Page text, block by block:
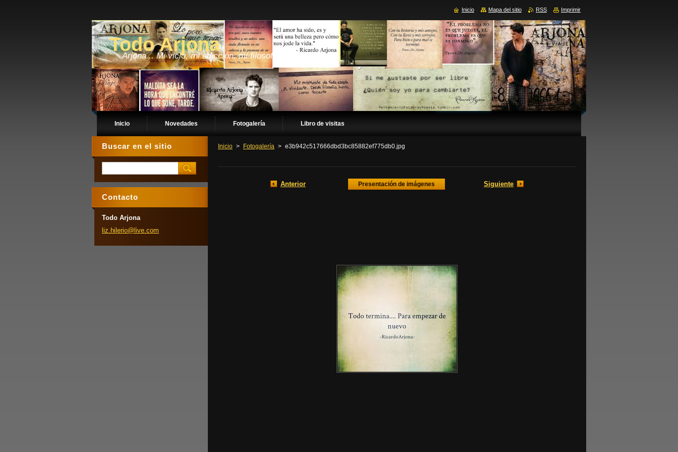
Todo Arjona
Arjona... Mi vicio, mi adicción, mi filosofía
Inicio Novedades Fotogalería Libro de visitas
Inicio > Fotogalería > e3b942c517666dbd3bc85882ef775db0.jpg
Anterior Presentación de imágenes Siguiente
Buscar en el sitio
Contacto
Todo Arjona
liz.hilerio@live.com
Inicio Mapa del sitio RSS Imprimir